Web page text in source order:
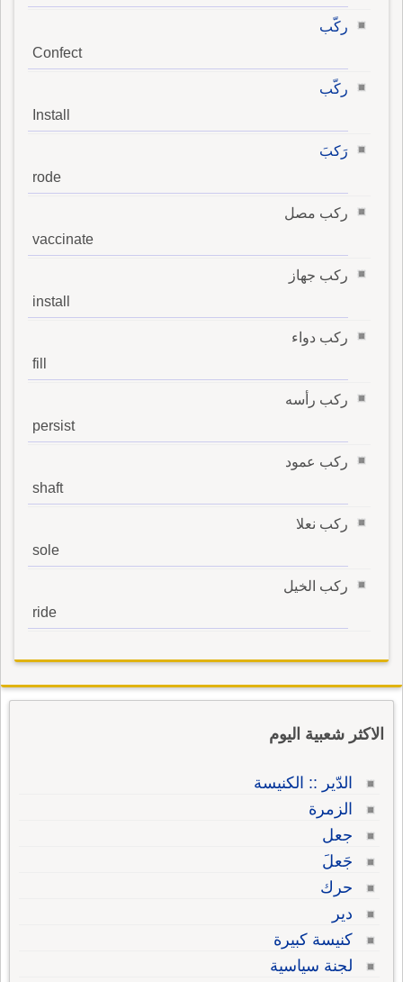
ركّب
Confect
ركّب
Install
رَكبَ
rode
ركب مصل
vaccinate
ركب جهاز
install
ركب دواء
fill
ركب رأسه
persist
ركب عمود
shaft
ركب نعلا
sole
ركب الخيل
ride
الاكثر شعبية اليوم
الدّير :: الكنيسة
الزمرة
جعل
جَعلَ
حرك
دير
كنيسة كبيرة
لجنة سياسية